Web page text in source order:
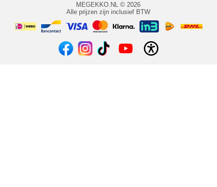
MEGEKKO.NL © 2026
Alle prijzen zijn inclusief BTW